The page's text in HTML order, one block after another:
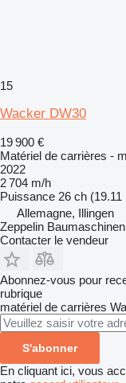
15
Wacker DW30
19 900 €
Matériel de carrières -
2022
2 704 m/h
Puissance 26 ch (19.11
Allemagne, Illingen
Zeppelin
Contacter le vendeur
Abonnez-vous pour
rubrique
matériel de carrières
S'abonner
En cliquant ici, vous